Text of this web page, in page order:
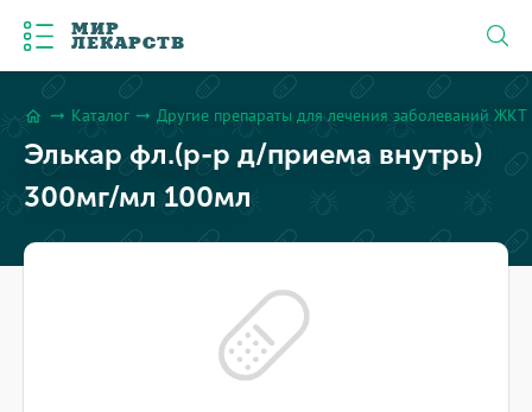
МИР
ЛЕКАРСТВ
home arrow_right_alt Каталог arrow_right_alt Другие препараты для лечения заболеваний
Элькар фл.(р-р д/приема внутрь)
300мг/мл 100мл